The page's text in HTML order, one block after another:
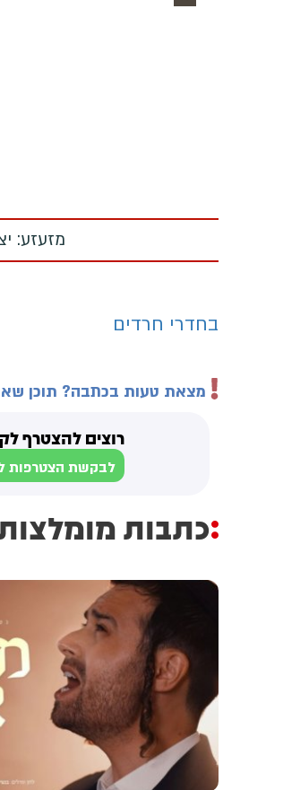
מזעזע:
בחדרי חרדים
מצאת טעות בכתבה? תוכן
רוצים להצטרף
לבקשת הצטרפות
כתבות